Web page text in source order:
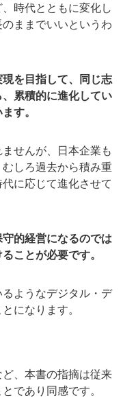
時代とともに変化し
ままでいいというわ
を目指して、同じ志
累積的に進化してい
す。
せんが、日本企業も
しろ過去から積み重
に応じて進化させて
的経営になるのでは
ことが必要です。
ようなデジタル・デ
になります。
、本書の指摘は従来
であり同感です。